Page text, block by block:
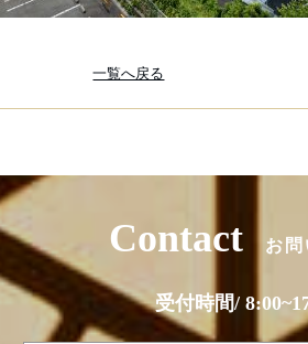
一覧へ戻る
Contact お
受付時間/